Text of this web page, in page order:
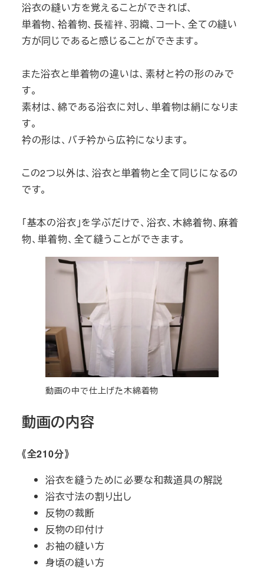
浴衣の縫い方を覚えることができれば、
単着物、袷着物、長襦袢、羽織、コート、全ての縫い
方が同じであると感じることができます。
また浴衣と単着物の違いは、素材と衿の形のみで
す。
素材は、綿である浴衣に対し、単着物は絹になりま
す。
衿の形は、バチ衿から広衿になります。
この2つ以外は、浴衣と単着物と全て同じになるの
です。
「基本の浴衣」を学ぶだけで、浴衣、木綿着物、麻着
物、単着物、全て縫うことができます。
動画の中で仕上げた木綿着物
動画の内容
《全210分》
浴衣を縫うために必要な和裁道具の解説
浴衣寸法の割り出し
反物の裁断
反物の印付け
お袖の縫い方
身頃の縫い方